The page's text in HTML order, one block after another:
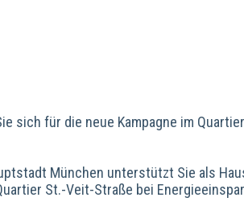
sich für die neue Kampagne im
München unterstützt Sie als
St.-Veit-Straße bei